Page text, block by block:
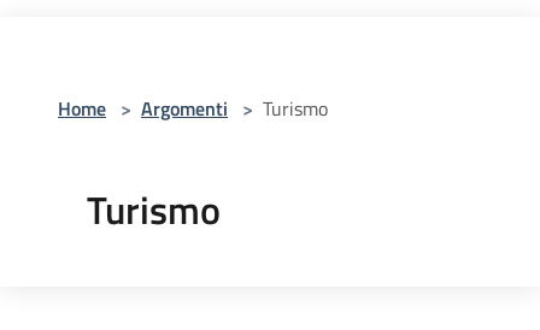
Home > Argomenti > Turismo
Turismo